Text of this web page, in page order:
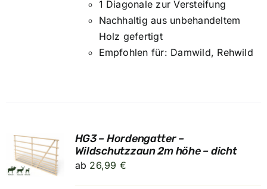
1 Diagonale zur Versteifung
Nachhaltig aus unbehandeltem
Holz gefertigt
Empfohlen für: Damwild, Rehwild
HG3 – Hordengatter –
Wildschutzzaun 2m höhe – dicht
ab 26,99 €